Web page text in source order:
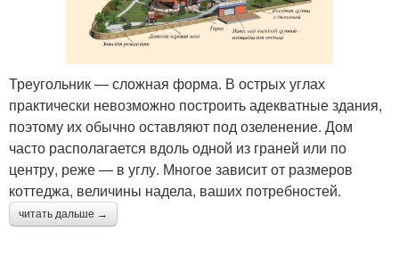
Треугольник — сложная форма. В острых углах
практически невозможно построить адекватные здания,
поэтому их обычно оставляют под озеленение. Дом
часто располагается вдоль одной из граней или по
центру, реже — в углу. Многое зависит от размеров
коттеджа, величины надела, ваших потребностей.
читать дальше →